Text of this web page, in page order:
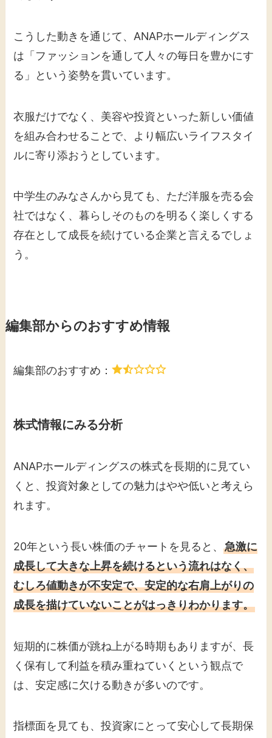
こうした動きを通じて、ANAPホールディングス
は「ファッションを通して人々の毎日を豊かにす
る」という姿勢を貫いています。
衣服だけでなく、美容や投資といった新しい価値
を組み合わせることで、より幅広いライフスタイ
ルに寄り添おうとしています。
中学生のみなさんから見ても、ただ洋服を売る会
社ではなく、暮らしそのものを明るく楽しくする
存在として成長を続けている企業と言えるでしょ
う。
編集部からのおすすめ情報
編集部のおすすめ：
株式情報にみる分析
ANAPホールディングスの株式を長期的に見てい
くと、投資対象としての魅力はやや低いと考えら
れます。
20年という長い株価のチャートを見ると、急激に
成長して大きな上昇を続けるという流れはなく、
むしろ値動きが不安定で、安定的な右肩上がりの
成長を描けていないことがはっきりわかります。
短期的に株価が跳ね上がる時期もありますが、長
く保有して利益を積み重ねていくという観点で
は、安定感に欠ける動きが多いのです。
指標面を見ても、投資家にとって安心して長期保